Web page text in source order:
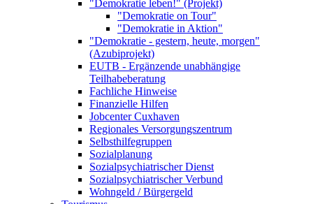
"Demokratie leben!" (Projekt)
"Demokratie on Tour"
"Demokratie in Aktion"
"Demokratie - gestern, heute, morgen"
(Azubiprojekt)
EUTB - Ergänzende unabhängige
Teilhabeberatung
Fachliche Hinweise
Finanzielle Hilfen
Jobcenter Cuxhaven
Regionales Versorgungszentrum
Selbsthilfegruppen
Sozialplanung
Sozialpsychiatrischer Dienst
Sozialpsychiatrischer Verbund
Wohngeld / Bürgergeld